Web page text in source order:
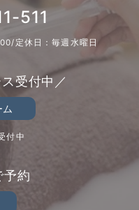
511
定休日：毎週水曜日
受付中／
付中
予約